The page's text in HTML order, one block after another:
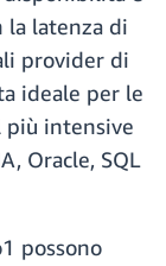
la latenza di
provider di
ideale per le
più intensive
Oracle, SQL
possono